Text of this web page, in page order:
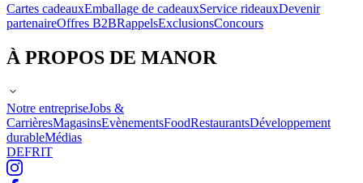
Cartes cadeauxEmballage de cadeauxService rideauxDevenir
partenaireOffres B2BRappelsExclusionsConcours
À PROPOS DE MANOR
Notre entrepriseJobs &
CarrièresMagasinsEvènementsFoodRestaurantsDéveloppement
durableMédias
DEFRIT